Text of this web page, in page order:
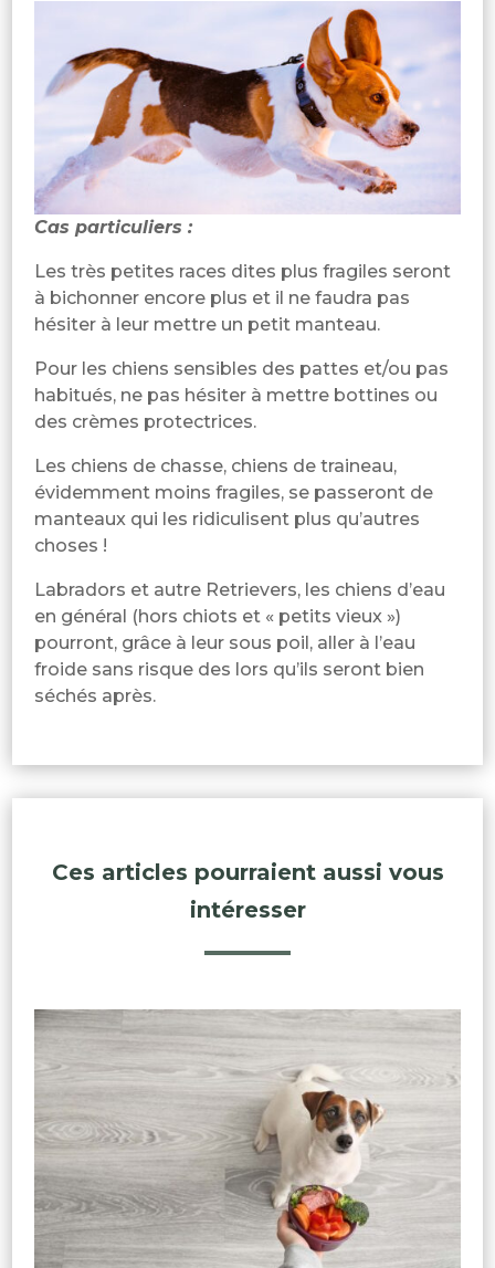
Cas particuliers :
Les très petites races dites plus fragiles seront
à bichonner encore plus et il ne faudra pas
hésiter à leur mettre un petit manteau.
Pour les chiens sensibles des pattes et/ou pas
habitués, ne pas hésiter à mettre bottines ou
des crèmes protectrices.
Les chiens de chasse, chiens de traineau,
évidemment moins fragiles, se passeront de
manteaux qui les ridiculisent plus qu’autres
choses !
Labradors et autre Retrievers, les chiens d’eau
en général (hors chiots et « petits vieux »)
pourront, grâce à leur sous poil, aller à l’eau
froide sans risque des lors qu’ils seront bien
séchés après.
Ces articles pourraient aussi vous
intéresser